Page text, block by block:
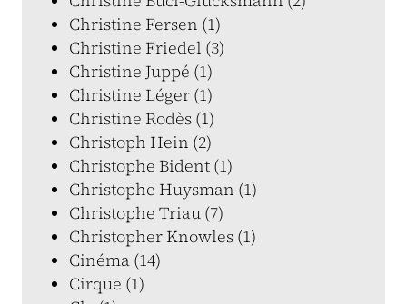
Christine Fersen (1)
Christine Friedel (3)
Christine Juppé (1)
Christine Léger (1)
Christine Rodès (1)
Christoph Hein (2)
Christophe Bident (1)
Christophe Huysman (1)
Christophe Triau (7)
Christopher Knowles (1)
Cinéma (14)
Cirque (1)